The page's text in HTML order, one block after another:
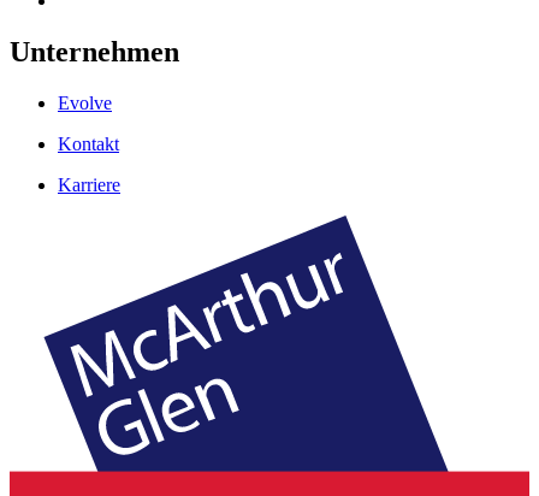
Unternehmen
Evolve
Kontakt
Karriere